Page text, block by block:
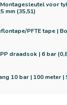
voor
mm (35,51)
PFTE tape |
draadsok | 6 bar
10 bar | 100 meter |